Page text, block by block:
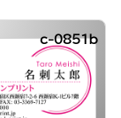
c-0851b